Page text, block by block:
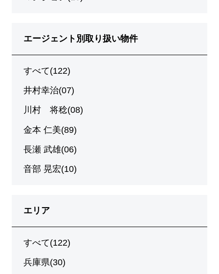
エージェント別取り扱い物件
すべて(122)
井村幸治(07)
川村 将稔(08)
金本 仁美(89)
長瀬 武雄(06)
音部 晃宏(10)
エリア
すべて(122)
兵庫県(30)